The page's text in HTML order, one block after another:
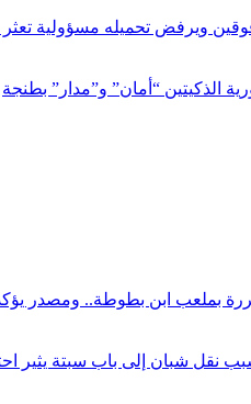
ويرفض تحميله مسؤولية تعثر
الذكيتين “أمان” و”مدار” بطنجة
بملعب ابن بطوطة.. ومصدر
نقل شبان إلى باب سبتة يثير